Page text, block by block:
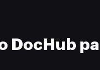
DocHub